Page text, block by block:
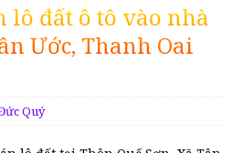
lô đất ô tô vào nhà
Ước, Thanh Oai
Quý